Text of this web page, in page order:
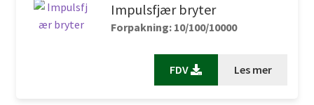
Impulsfjær bryter
Forpakning: 10/100/10000
FDV Les mer